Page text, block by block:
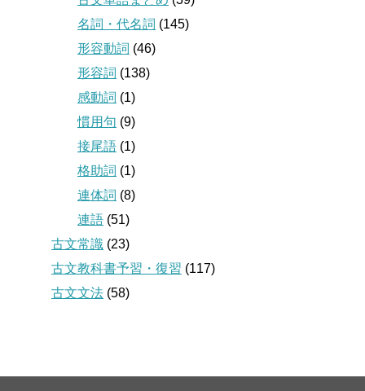
名詞・代名詞 (145)
形容動詞 (46)
形容詞 (138)
感動詞 (1)
慣用句 (9)
接尾語 (1)
格助詞 (1)
連体詞 (8)
連語 (51)
古文常識 (23)
古文教科書予習・復習 (117)
古文文法 (58)